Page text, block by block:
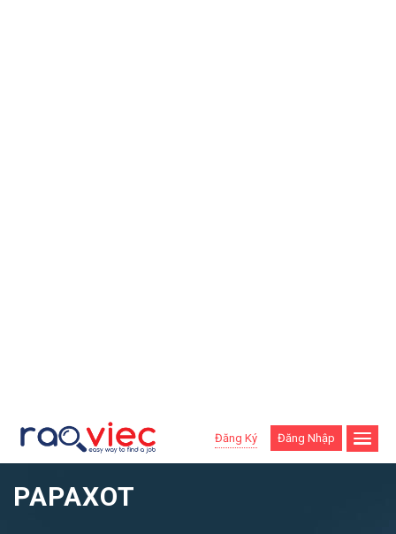
Đăng Ký Đăng Nhập
PAPAXOT